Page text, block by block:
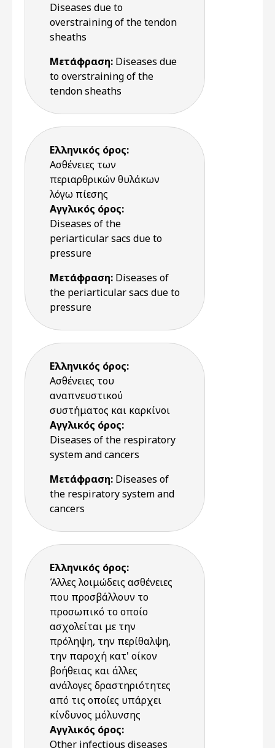
Diseases due to
overstraining of the tendon
sheaths
Μετάφραση: Diseases due
to overstraining of the
tendon sheaths
Ελληνικός όρος:
Ασθένειες των
περιαρθρικών θυλάκων
λόγω πίεσης
Αγγλικός όρος:
Diseases of the
periarticular sacs due to
pressure
Μετάφραση: Diseases of
the periarticular sacs due to
pressure
Ελληνικός όρος:
Ασθένειες του
αναπνευστικού
συστήματος και καρκίνοι
Αγγλικός όρος:
Diseases of the respiratory
system and cancers
Μετάφραση: Diseases of
the respiratory system and
cancers
Ελληνικός όρος:
Άλλες λοιμώδεις ασθένειες
που προσβάλλουν το
προσωπικό το οποίο
ασχολείται με την
πρόληψη, την περίθαλψη,
την παροχή κατ' οίκον
βοήθειας και άλλες
ανάλογες δραστηριότητες
από τις οποίες υπάρχει
κίνδυνος μόλυνσης
Αγγλικός όρος:
Other infectious diseases